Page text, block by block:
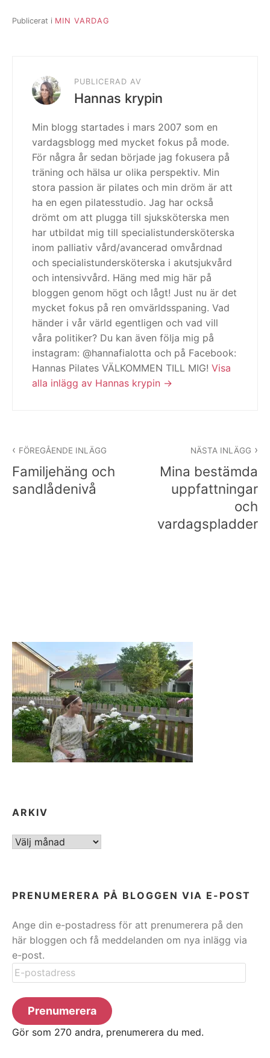
Publicerat i MIN VARDAG
PUBLICERAD AV
Hannas krypin
Min blogg startades i mars 2007 som en
vardagsblogg med mycket fokus på mode.
För några år sedan började jag fokusera på
träning och hälsa ur olika perspektiv. Min
stora passion är pilates och min dröm är att
ha en egen pilatesstudio. Jag har också
drömt om att plugga till sjuksköterska men
har utbildat mig till specialistundersköterska
inom palliativ vård/avancerad omvårdnad
och specialistundersköterska i akutsjukvård
och intensivvård. Häng med mig här på
bloggen genom högt och lågt! Just nu är det
mycket fokus på ren omvärldsspaning. Vad
händer i vår värld egentligen och vad vill
våra politiker? Du kan även följa mig på
instagram: @hannafialotta och på Facebook:
Hannas Pilates VÄLKOMMEN TILL MIG! Visa
alla inlägg av Hannas krypin
FÖREGÅENDE INLÄGG
Familjehäng och
sandlådenivå
NÄSTA INLÄGG
Mina bestämda
uppfattningar
och
vardagspladder
ARKIV
ARKIV
PRENUMERERA PÅ BLOGGEN VIA E-POST
Ange din e-postadress för att prenumerera på den
här bloggen och få meddelanden om nya inlägg via
e-post.
E-
postadress
Prenumerera
Gör som 270 andra, prenumerera du med.